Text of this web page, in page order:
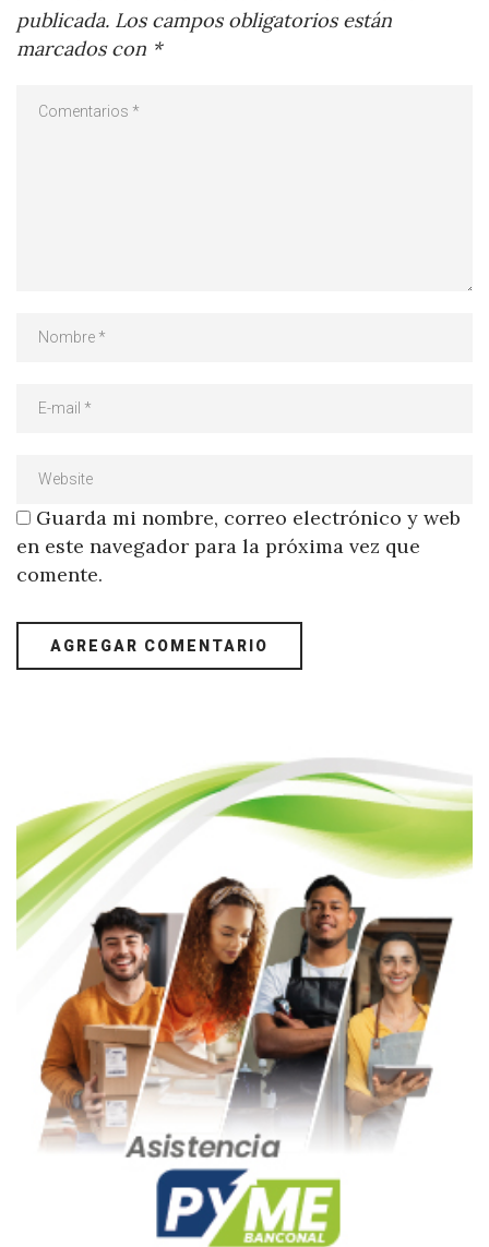
publicada. Los campos obligatorios están
marcados con *
Guarda mi nombre, correo electrónico y web
en este navegador para la próxima vez que
comente.